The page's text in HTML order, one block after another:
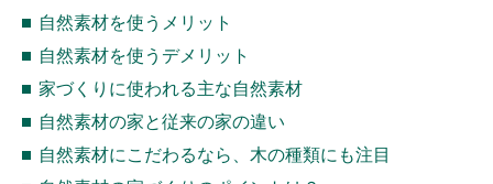
自然素材を使うメリット
自然素材を使うデメリット
家づくりに使われる主な自然素材
自然素材の家と従来の家の違い
自然素材にこだわるなら、木の種類にも注目